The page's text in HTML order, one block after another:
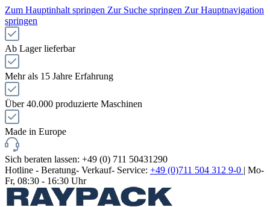
Zum Hauptinhalt springen Zur Suche springen Zur Hauptnavigation
springen
Ab Lager lieferbar
Mehr als 15 Jahre Erfahrung
Über 40.000 produzierte Maschinen
Made in Europe
Sich beraten lassen: +49 (0) 711 50431290
Hotline - Beratung- Verkauf- Service: +49 (0)711 504 312 9-0 | Mo-
Fr, 08:30 - 16:30 Uhr